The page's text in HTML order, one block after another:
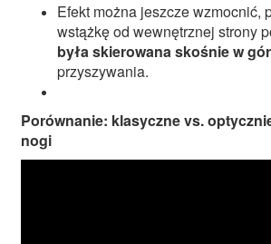
Efekt można jeszcze wzmocnić,
wstążkę od wewnętrznej strony
była skierowana skośnie w
przyszywania.
Porównanie: klasyczne vs.
nogi